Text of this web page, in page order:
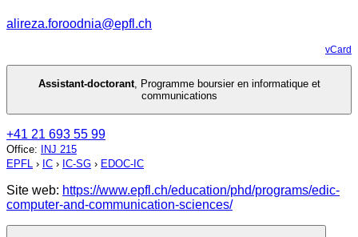
alireza.foroodnia@epfl.ch
vCard
Assistant-doctorant, Programme boursier en informatique et
communications
+41 21 693 55 99
Office:
INJ 215
EPFL › IC › IC-SG › EDOC-IC
Site web: https://www.epfl.ch/education/phd/programs/edic-
computer-and-communication-sciences/